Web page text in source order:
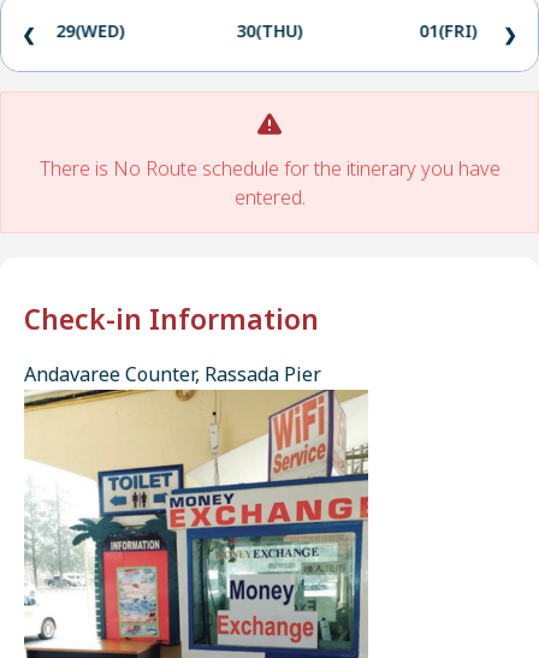
29(WED) 30(THU) 01(FRI)
❮ ❯
There is No Route schedule for the itinerary you have
entered.
Check-in Information
Andavaree Counter, Rassada Pier